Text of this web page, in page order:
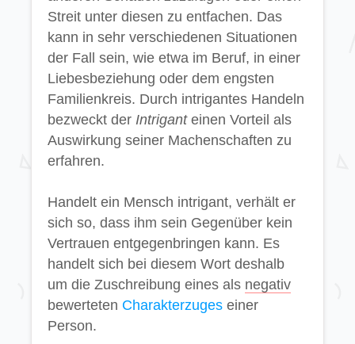
Streit unter diesen zu entfachen. Das
kann in sehr verschiedenen Situationen
der Fall sein, wie etwa im Beruf, in einer
Liebesbeziehung oder dem engsten
Familienkreis. Durch intrigantes Handeln
bezweckt der Intriganteinen Vorteil als
Auswirkung seiner Machenschaften zu
erfahren.
Handelt ein Mensch intrigant, verhält er
sich so, dass ihm sein Gegenüber kein
Vertrauen entgegenbringen kann. Es
handelt sich bei diesem Wort deshalb
um die Zuschreibung eines als negativ
bewerteten Charakterzuges einer
Person.